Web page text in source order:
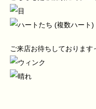
ご来店お待ちしております